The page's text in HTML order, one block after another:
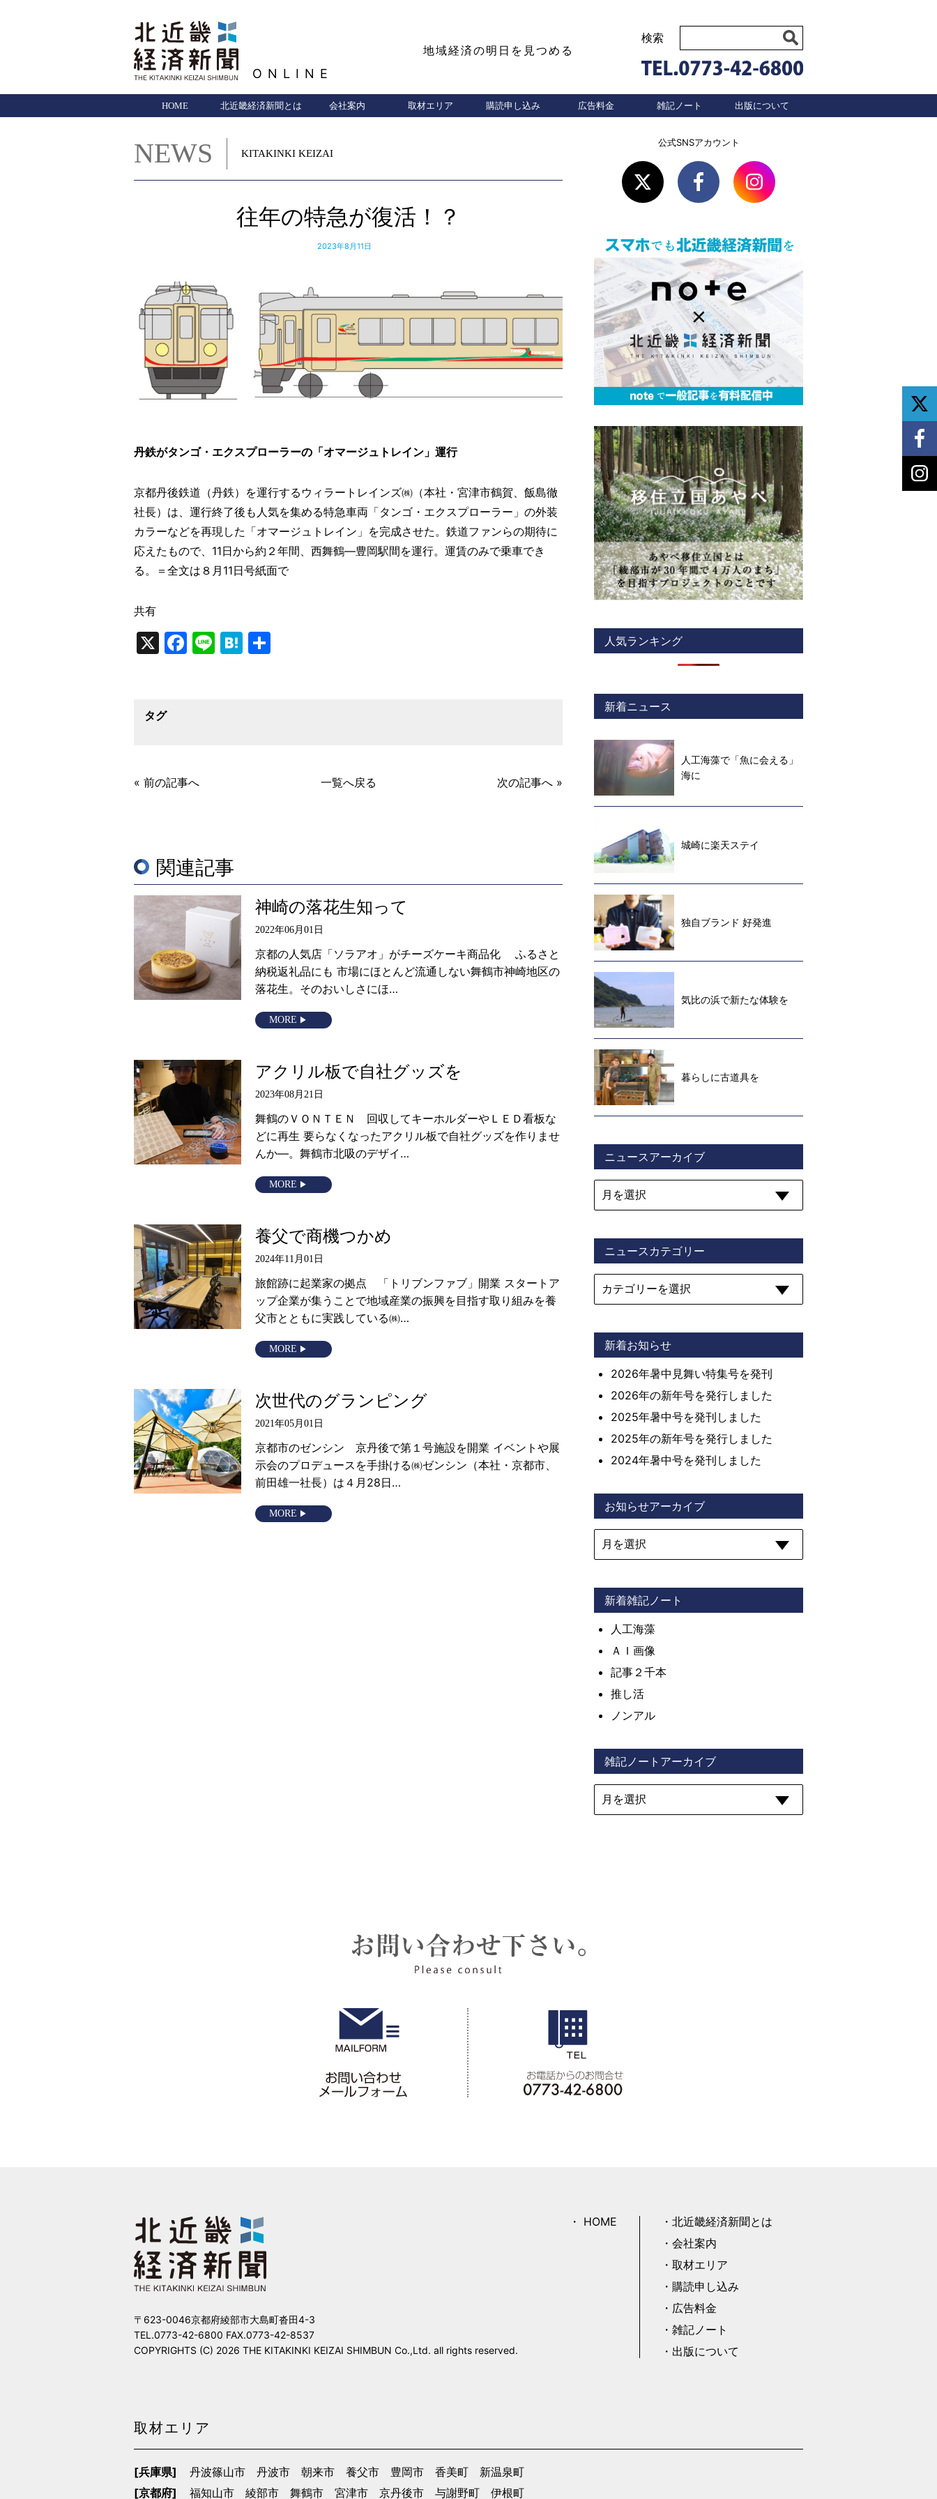
ONLINE
地域経済の明日を見つめる
検索
HOME 北近畿経済新聞とは 会社案内 取材エリア 購読申し込み 広告料金 雑記ノート 出版について
NEWS KITAKINKI KEIZAI
往年の特急が復活！？
2023年8月11日
丹鉄がタンゴ・エクスプローラーの「オマージュトレイン」運行
京都丹後鉄道（丹鉄）を運行するウィラートレインズ㈱（本社・宮津市鶴賀、飯島徹
社長）は、運行終了後も人気を集める特急車両「タンゴ・エクスプローラー」の外装
カラーなどを再現した「オマージュトレイン」を完成させた。鉄道ファンらの期待に
応えたもので、11日から約２年間、西舞鶴―豊岡駅間を運行。運賃のみで乗車でき
る。＝全文は８月11日号紙面で
共有
X Facebook
LineHatena
タグ
« 前の記事へ 一覧へ戻る 次の記事へ »
関連記事
神崎の落花生知って
2022年06月01日
京都の人気店「ソラアオ」がチーズケーキ商品化 ふるさと
納税返礼品にも 市場にほとんど流通しない舞鶴市神崎地区の
落花生。そのおいしさにほ…
MORE
アクリル板で自社グッズを
2023年08月21日
舞鶴のＶＯＮＴＥＮ 回収してキーホルダーやＬＥＤ看板な
どに再生 要らなくなったアクリル板で自社グッズを作りませ
んか―。舞鶴市北吸のデザイ…
MORE
養父で商機つかめ
2024年11月01日
旅館跡に起業家の拠点 「トリブンファブ」開業 スタートア
ップ企業が集うことで地域産業の振興を目指す取り組みを養
父市とともに実践している㈱…
MORE
次世代のグランピング
2021年05月01日
京都市のゼンシン 京丹後で第１号施設を開業 イベントや展
示会のプロデュースを手掛ける㈱ゼンシン（本社・京都市、
前田雄一社長）は４月28日…
MORE
公式SNSアカウント
人気ランキング
新着ニュース
人工海藻で「魚に会える」
海に
城崎に楽天ステイ
独自ブランド 好発進
気比の浜で新たな体験を
暮らしに古道具を
ニュースアーカイブ
ニュースカテゴリー
新着お知らせ
2026年暑中見舞い特集号を発刊
2026年の新年号を発行しました
2025年暑中号を発刊しました
2025年の新年号を発行しました
2024年暑中号を発刊しました
お知らせアーカイブ
新着雑記ノート
人工海藻
ＡＩ画像
記事２千本
推し活
ノンアル
雑記ノートアーカイブ
〒623-0046京都府綾部市大島町沓田4-3
TEL.0773-42-6800 FAX.0773-42-8537
COPYRIGHTS (C) 2026 THE KITAKINKI KEIZAI SHIMBUN Co.,Ltd. all rights reserved.
HOME
北近畿経済新聞とは
会社案内
取材エリア
購読申し込み
広告料金
雑記ノート
出版について
取材エリア
[兵庫県] 丹波篠山市 丹波市 朝来市 養父市 豊岡市 香美町
新温泉町
[京都府]
福知山市 綾部市 舞鶴市 宮津市 京丹後市 与謝野町 伊根町